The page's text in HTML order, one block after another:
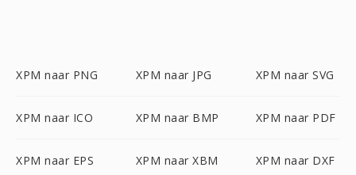
XPM naar PNG XPM naar JPG XPM naar SVG
XPM naar ICO XPM naar BMP XPM naar PDF
XPM naar EPS XPM naar XBM XPM naar DXF